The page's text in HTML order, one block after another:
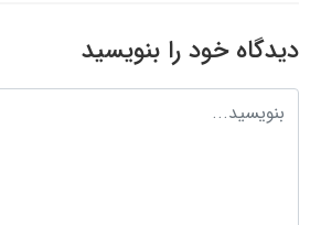
دیدگاه خود را بنویسید